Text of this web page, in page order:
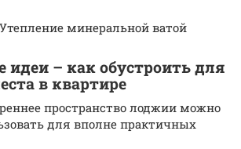
минеральной ватой
– как обустроить для
в квартире
пространство лоджии можно
для вполне практичных